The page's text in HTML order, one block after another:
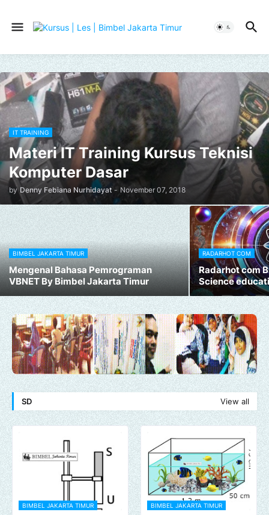
IT TRAINING
Materi IT Training Kursus Teknisi
Komputer Dasar
by Denny Febiana Nurhidayat - November 07, 2018
BIMBEL JAKARTA TIMUR
Mengenal Bahasa Pemrograman
VBNET By Bimbel Jakarta Timur
RADARHOT COM
Radarhot com
Science
SD View all
BIMBEL JAKARTA TIMUR BIMBEL JAKARTA TIMUR